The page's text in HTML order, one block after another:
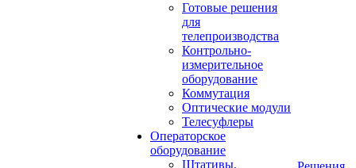
Готовые решения
для
телепроизводства
Контрольно-
измерительное
оборудование
Коммутация
Оптические модули
Телесуфлеры
Операторское
оборудование
Штативы,